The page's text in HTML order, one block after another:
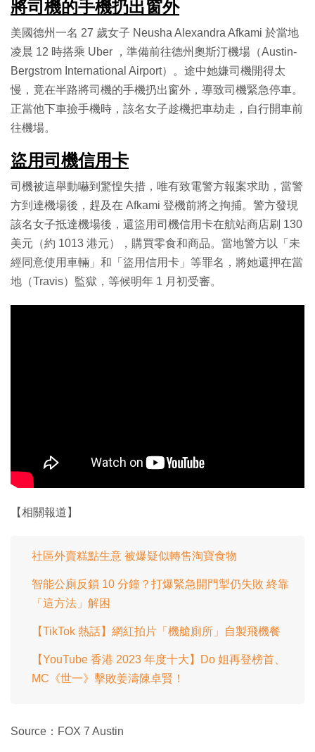
將司機的手機扔出窗外
美國德州一名 27 歲女子 Neusha Alexandra Afkami 於當地
凌晨 12 時搭乘 Uber ，準備前往德州奧斯汀機場（Austin-
Bergstrom International Airport）。途中她嫌司機開得太
慢，竟在半路將司機的手機扔出窗外，導致司機緊急停車。
正當他下車撿手機時，該名女子趁機把車劫走，自行開車前
往機場。
盜用司機信用卡
司機被這舉動嚇到驚惶失措，唯有致電警方報案求助，當警
方到達機場後，趕及在 Afkami 登機前將之拘捕。警方發現
該名女子抵達機場後，還盜用司機信用卡在航站商店刷 130
美元（約 1013 港元），購買零食和商品。當地警方以「未
經同意使用車輛」和「盜用信用卡」等罪名，將她還押在當
地（Travis）監獄，等候明年 1 月初受審。
【相關報道】
社區外賣糕點生意 被爆疑似轉售淘寶食物
智能公廁反鎖 10 分鐘？打爆緊急開門掣仍失敗 終靠
「這方法」解困
【TikTok 熱話】網紅拍片「機艙廁所」自製飛機餐
【YouTube 香港 2023 年度十大】Do 姐再登榜首、
MC《世一》擊敗姜濤陳卓賢！
Source：FOX 7 Austin